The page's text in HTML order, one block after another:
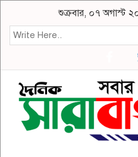
শুক্রবার, ০৭ অগাস্ট